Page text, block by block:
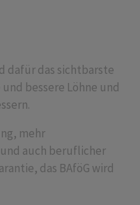
dafür das sichtbarste
bessere Löhne und
mehr
auch beruflicher
das BAföG wird